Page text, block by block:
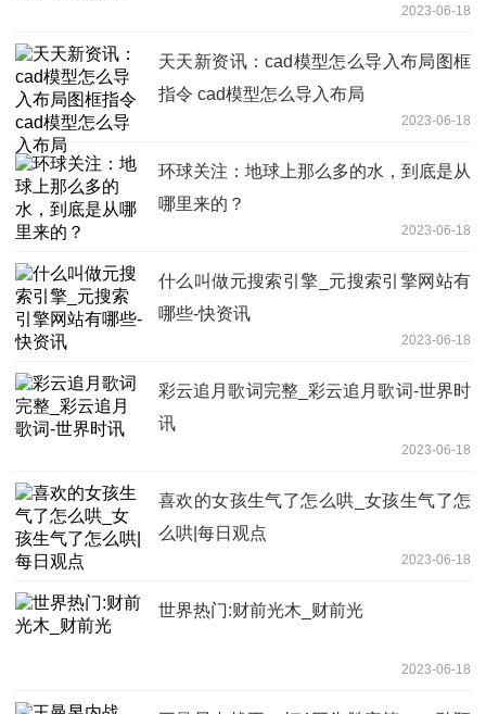
2023-06-18
天天新资讯：cad模型怎么导入布局图框
指令 cad模型怎么导入布局
2023-06-18
环球关注：地球上那么多的水，到底是从
哪里来的？
2023-06-18
什么叫做元搜索引擎_元搜索引擎网站有
哪些-快资讯
2023-06-18
彩云追月歌词完整_彩云追月歌词-世界时
讯
2023-06-18
喜欢的女孩生气了怎么哄_女孩生气了怎
么哄|每日观点
2023-06-18
世界热门:财前光木_财前光
2023-06-18